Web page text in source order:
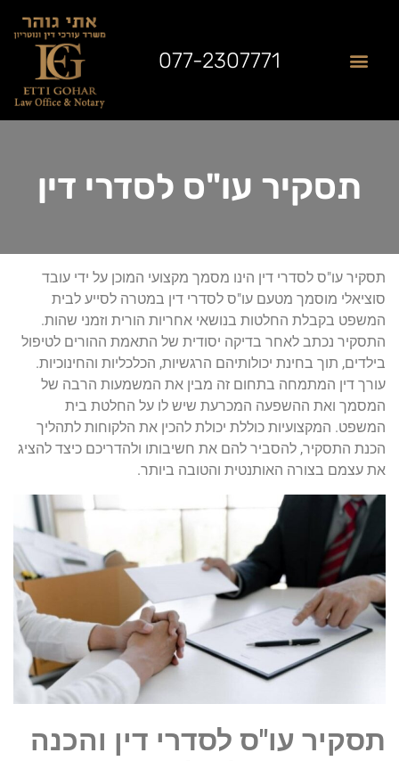
077-2307771
תסקיר עו"ס לסדרי דין
תסקיר עו"ס לסדרי דין הינו מסמך מקצועי המוכן על ידי עובד
סוציאלי מוסמך מטעם עו"ס לסדרי דין במטרה לסייע לבית
המשפט בקבלת החלטות בנושאי אחריות הורית וזמני שהות.
התסקיר נכתב לאחר בדיקה יסודית של התאמת ההורים לטיפול
בילדים, תוך בחינת יכולותיהם הרגשיות, הכלכליות והחינוכיות.
עורך דין המתמחה בתחום זה מבין את המשמעות הרבה של
המסמך ואת ההשפעה המכרעת שיש לו על החלטת בית
המשפט. המקצועיות כוללת יכולת להכין את הלקוחות לתהליך
הכנת התסקיר, להסביר להם את חשיבותו ולהדריכם כיצד להציג
את עצמם בצורה האותנטית והטובה ביותר.
תסקיר עו"ס לסדרי דין והכנה